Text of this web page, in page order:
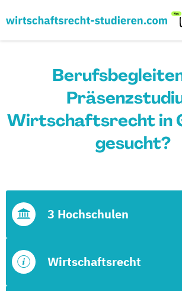
Wirtschaftsrecht in
gesucht?
Wirtschaftsrecht
3 Hochschulen